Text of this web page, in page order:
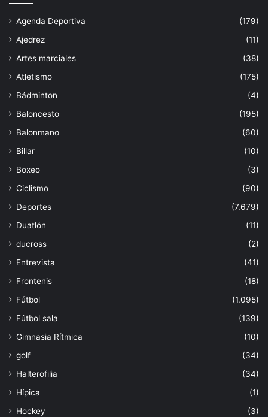
Agenda Deportiva
(179)
Ajedrez
(11)
Artes marciales
(38)
Atletismo
(175)
Bádminton
(4)
Baloncesto
(195)
Balonmano
(60)
Billar
(10)
Boxeo
(3)
Ciclismo
(90)
Deportes
(7.679)
Duatlón
(11)
ducross
(2)
Entrevista
(41)
Frontenis
(18)
Fútbol
(1.095)
Fútbol sala
(139)
Gimnasia Rítmica
(10)
golf
(34)
Halterofilia
(34)
Hípica
(1)
Hockey
(3)